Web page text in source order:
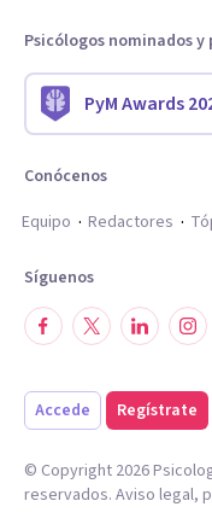
Psicólogos nominados y
PyM Awards
Conócenos
Equipo
Redactores
Síguenos
Accede Regístrate
© Copyright 2026
reservados. Aviso legal,